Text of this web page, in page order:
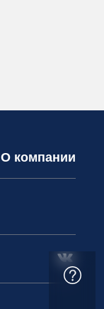
О компании